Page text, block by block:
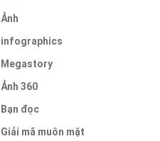
Ảnh
infographics
Megastory
Ảnh 360
Bạn đọc
Giải mã muôn mặt